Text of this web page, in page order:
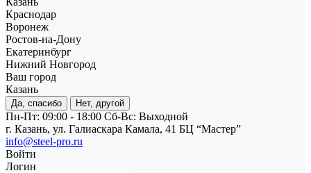
Краснодар
Воронеж
Ростов-на-Дону
Екатеринбург
Нижний Новгород
Ваш город
Казань
Да, спасибо Нет, другой
Пн-Пт: 09:00 - 18:00 Cб-Вс: Выходной
г. Казань, ул. Галиаскара Камала, 41 БЦ “Мастер”
info@steel-pro.ru
Войти
Логин